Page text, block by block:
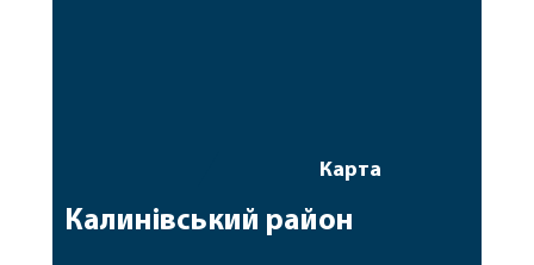
Карта
Калинівський район